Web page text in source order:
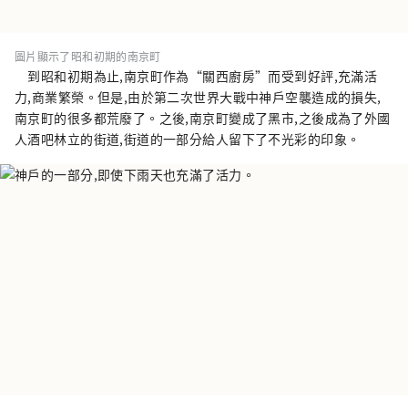
圖片顯示了昭和初期的南京町
到昭和初期為止,南京町作為“關西廚房”而受到好評,充滿活
力,商業繁榮。但是,由於第二次世界大戰中神戶空襲造成的損失,
南京町的很多都荒廢了。之後,南京町變成了黑市,之後成為了外國
人酒吧林立的街道,街道的一部分給人留下了不光彩的印象。